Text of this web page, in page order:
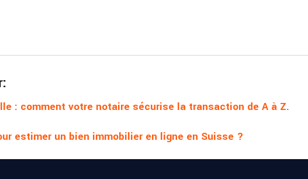
: comment votre notaire sécurise la transaction de A à Z.
estimer un bien immobilier en ligne en Suisse ?